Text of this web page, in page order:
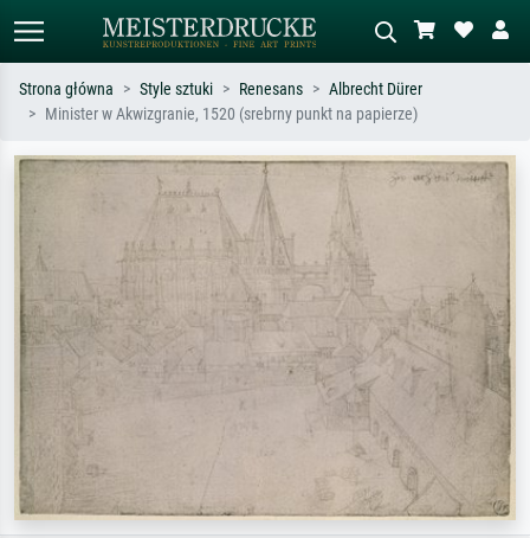
Szukaj wg artysty, tytułu lub stylu – np.
Monet, Gwiaździsta noc,
impresjonizm, fala Hokusaia, akt.
Opisz scenę – np. zielona łąka,
abstrakcja z czerwienią, ciemny olej,
stojący akt obok drzewa.
Strona główna Style sztuki Renesans
Albrecht Dürer
Minister w Akwizgranie, 1520 (srebrny punkt na papierze)